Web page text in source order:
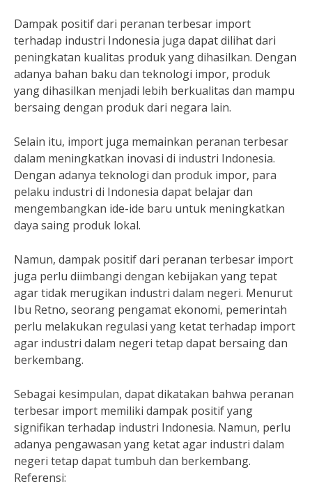
Dampak positif dari peranan terbesar import
terhadap industri Indonesia juga dapat dilihat dari
peningkatan kualitas produk yang dihasilkan. Dengan
adanya bahan baku dan teknologi impor, produk
yang dihasilkan menjadi lebih berkualitas dan mampu
bersaing dengan produk dari negara lain.
Selain itu, import juga memainkan peranan terbesar
dalam meningkatkan inovasi di industri Indonesia.
Dengan adanya teknologi dan produk impor, para
pelaku industri di Indonesia dapat belajar dan
mengembangkan ide-ide baru untuk meningkatkan
daya saing produk lokal.
Namun, dampak positif dari peranan terbesar import
juga perlu diimbangi dengan kebijakan yang tepat
agar tidak merugikan industri dalam negeri. Menurut
Ibu Retno, seorang pengamat ekonomi, pemerintah
perlu melakukan regulasi yang ketat terhadap import
agar industri dalam negeri tetap dapat bersaing dan
berkembang.
Sebagai kesimpulan, dapat dikatakan bahwa peranan
terbesar import memiliki dampak positif yang
signifikan terhadap industri Indonesia. Namun, perlu
adanya pengawasan yang ketat agar industri dalam
negeri tetap dapat tumbuh dan berkembang.
Referensi: